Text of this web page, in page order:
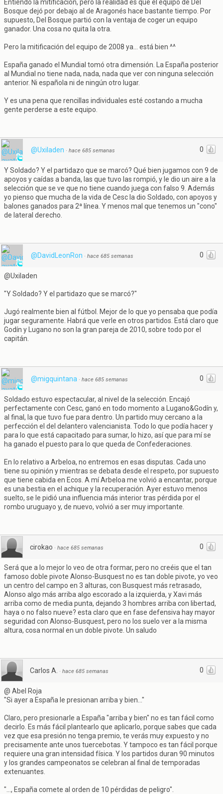
Entiendo la mitificación, pero la realidad es que el equipo de Del
Bosque dejó por debajo al de Aragonés hace bastante tiempo. Por
supuesto, Del Bosque partió con la ventaja de coger un equipo
ganador. Una cosa no quita la otra.
Pero la mitificación del equipo de 2008 ya... está bien ^^
España ganado el Mundial tomó otra dimensión. La España posterior
al Mundial no tiene nada, nada, nada que ver con ninguna selección
anterior. Ni española ni de ningún otro lugar.
Y es una pena que rencillas individuales esté costando a mucha
gente perderse a este equipo.
0
@Uxiladen · hace 685 semanas
Y Soldado? Y el partidazo que se marcó? Qué bien jugamos con 9 de
apoyos y caídas a banda, las que tuvo las rompió, y le dio un aire a la
selección que se ve que no tiene cuando juega con falso 9. Además
yo pienso que mucha de la vida de Cesc la dio Soldado, con apoyos y
balones ganados para 2ª línea. Y menos mal que tenemos un "cono"
de lateral derecho.
0
@DavidLeonRon · hace 685 semanas
@Uxiladen
"Y Soldado? Y el partidazo que se marcó?"
Jugó realmente bien al fútbol. Mejor de lo que yo pensaba que podía
jugar seguramente. Habrá que verle en otros partidos. Está claro que
Godín y Lugano no son la gran pareja de 2010, sobre todo por el
capitán.
0
@migquintana · hace 685 semanas
Soldado estuvo espectacular, al nivel de la selección. Encajó
perfectamente con Cesc, ganó en todo momento a Lugano&Godín y,
al final, la que tuvo fue para dentro. Un partido muy cercano a la
perfección el del delantero valencianista. Todo lo que podía hacer y
para lo que está capacitado para sumar, lo hizo, así que para mí se
ha ganado el puesto para lo que queda de Confederaciones.
En lo relativo a Arbeloa, no entremos en esas disputas. Cada uno
tiene su opinión y mientras se debata desde el respeto, por supuesto
que tiene cabida en Ecos. A mí Arbeloa me volvió a encantar, porque
es una bestia en el achique y la recuperación. Ayer estuvo menos
suelto, se le pidió una influencia más interior tras pérdida por el
rombo uruguayo y, de nuevo, volvió a ser muy importante.
0
cirokao · hace 685 semanas
Será que a lo mejor lo veo de otra formar, pero no creéis que el tan
famoso doble pivote Alonso-Busquest no es tan doble pivote, yo veo
un centro del campo en 3 alturas, con Busquest más retrasado,
Alonso algo más arriba algo escorado a la izquierda, y Xavi más
arriba como de media punta, dejando 3 hombres arriba con libertad,
haya o no falso nueve? esta claro que en fase defensiva hay mayor
seguridad con Alonso-Busquest, pero no los suelo ver a la misma
altura, cosa normal en un doble pivote. Un saludo
0
Carlos A. · hace 685 semanas
@ Abel Roja
"Si ayer a España le presionan arriba y bien..."
Claro, pero presionarle a España "arriba y bien" no es tan fácil como
decirlo. Es más fácil plantearlo que aplicarlo, porque sabes que cada
vez que esa presión no tenga premio, te verás muy expuesto y no
precisamente ante unos tuercebotas. Y tampoco es tan fácil porque
requiere una gran intensidad física. Y los partidos duran 90 minutos
y los grandes campeonatos se celebran al final de temporadas
extenuantes.
"..., España comete al orden de 10 pérdidas de peligro".